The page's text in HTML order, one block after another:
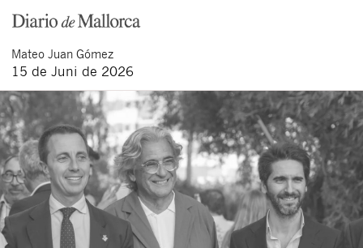
Mateo Juan Gómez
15 de Juni de 2026